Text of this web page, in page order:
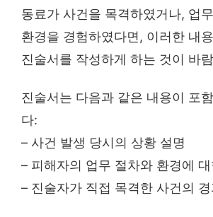
동료가 사건을 목격하였거나, 업
환경을 경험하였다면, 이러한 내
진술서를 작성하게 하는 것이 바
진술서는 다음과 같은 내용이 포
다:
– 사건 발생 당시의 상황 설명
– 피해자의 업무 절차와 환경에
– 진술자가 직접 목격한 사건의